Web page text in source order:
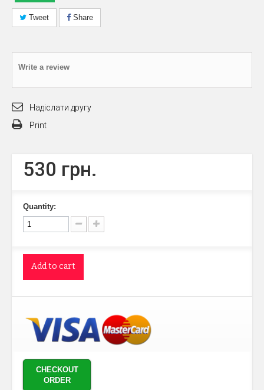
Tweet Share
Write a review
Надіслати другу
Print
530 грн.
Quantity:
Add to cart
CHECKOUT
ORDER